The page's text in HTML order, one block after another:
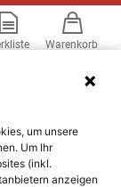
Warenkorb
um unsere
Um Ihr
(inkl.
anzeigen